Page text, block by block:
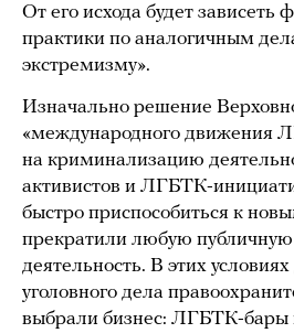
От его исхода будет зависеть
практики по аналогичным
экстремизму».
Изначально решение
«международного движения
на криминализацию
активистов и ЛГБТК-
быстро приспособиться к
прекратили любую публичную
деятельность. В этих
уголовного дела
выбрали бизнес: ЛГБТК-